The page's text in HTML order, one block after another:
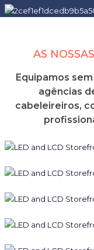
AS
Equipamos
agências
cabeleireiros,